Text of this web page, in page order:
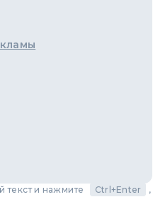
текст и нажмите Ctrl+Enter
,